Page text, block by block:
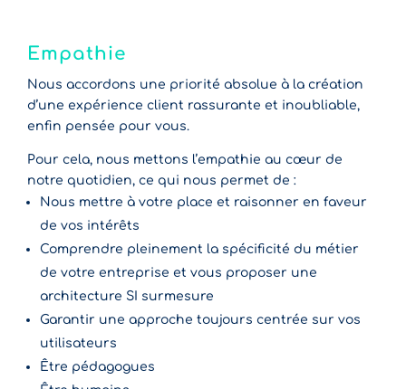
Empathie
Nous accordons une priorité absolue à la création
d’une expérience client rassurante et inoubliable,
enfin pensée pour vous.
Pour cela, nous mettons l’empathie au cœur de
notre quotidien, ce qui nous permet de :
Nous mettre à votre place et raisonner en faveur
de vos intérêts
Comprendre pleinement la spécificité du métier
de votre entreprise et vous proposer une
architecture SI surmesure
Garantir une approche toujours centrée sur vos
utilisateurs
Être pédagogues